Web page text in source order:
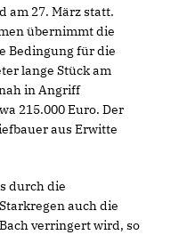
am 27. März statt.
übernimmt die
Bedingung für die
lange Stück am
in Angriff
215.000 Euro. Der
aus Erwitte
durch die
auch die
verringert wird, so